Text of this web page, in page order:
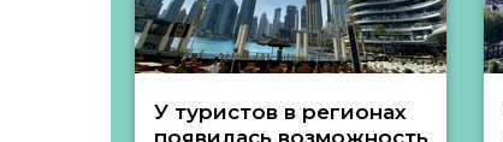
У туристов в регионах